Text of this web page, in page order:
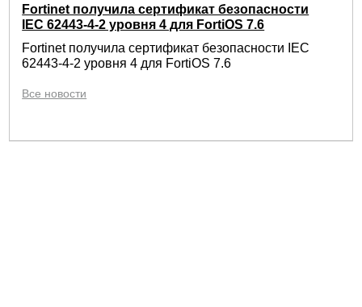
Fortinet получила сертификат безопасности
IEC 62443-4-2 уровня 4 для FortiOS 7.6
Fortinet получила сертификат безопасности IEC
62443-4-2 уровня 4 для FortiOS 7.6
Все новости